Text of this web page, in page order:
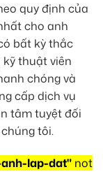
quy định của
cho anh
bất kỳ thắc
thuật viên
chóng và
cấp dịch vụ
tâm tuyệt đối
tôi.
lap-dat"not